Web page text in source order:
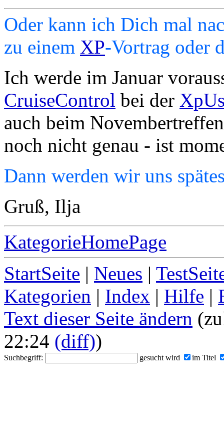
Oder kann ich Dich mal
zu einem XP-Vortrag oder
Ich werde im Januar
CruiseControl bei der
auch beim
noch nicht genau - ist
Dann werden wir uns
Gruß, Ilja
KategorieHomePage
StartSeite | Neues |
Kategorien | Index | Hilfe |
Text dieser Seite ändern
22:24 (diff))
Suchbegriff: gesucht wird im Titel